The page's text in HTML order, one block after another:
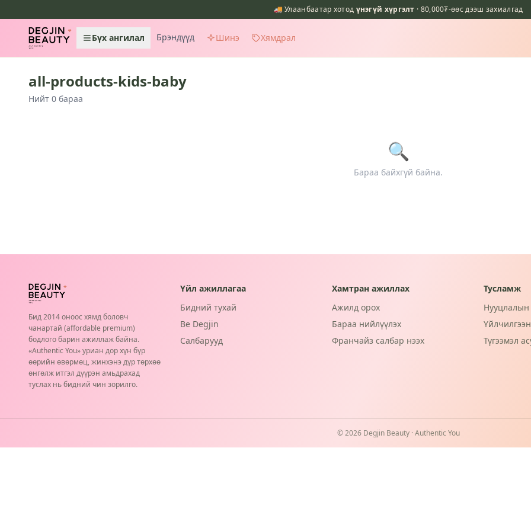
🚚 Улаанбаатар хотод үнэгүй хүргэлт · 80,000₮-өөс дээш захиалгад
Бүх ангилал Брэндүүд Шинэ Хямдрал
all-products-kids-baby
Нийт 0 бараа
🔍
Бараа байхгүй байна.
Бид 2014 оноос хямд боловч
чанартай (affordable premium)
бодлого барин ажиллаж байна.
«Authentic You» уриан дор хүн бүр
өөрийн өвөрмөц, жинхэнэ дүр төрхөө
өнгөлж итгэл дүүрэн амьдрахад
туслах нь бидний чин зорилго.
Үйл ажиллагаа
Бидний тухай
Be Degjin
Салбарууд
Хамтран ажиллах
Ажилд орох
Бараа нийлүүлэх
Франчайз салбар нээх
Тусламж
Нууцлалын
Түгээмэл
©2026Degjin Beauty · Authentic You